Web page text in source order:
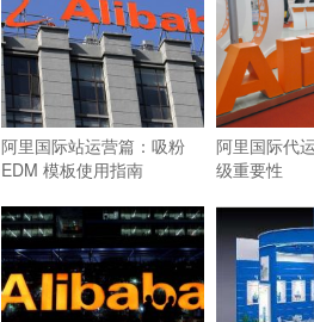
阿里国际站运营篇：吸粉
EDM 模板使用指南
阿里国际代
级重要性